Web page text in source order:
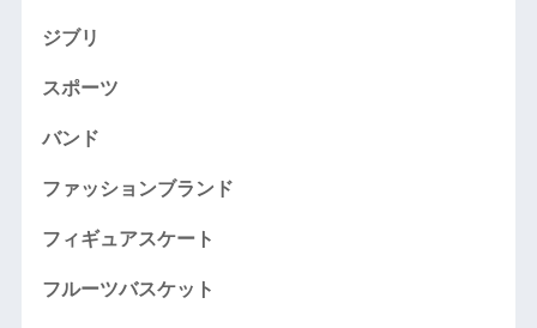
ジブリ
スポーツ
バンド
ファッションブランド
フィギュアスケート
フルーツバスケット